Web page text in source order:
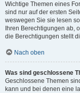
Wichtige Themen eines
sind nur auf der ersten
weswegen Sie sie lesen
Ihren Berechtigungen ab,
die Berechtigungen stellt
Nach oben
Was sind geschlossene
Geschlossene Themen
kann und bei denen eine